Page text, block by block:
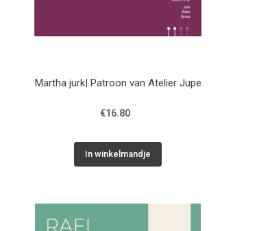
Martha jurk| Patroon van Atelier Jupe
€16.80
In winkelmandje